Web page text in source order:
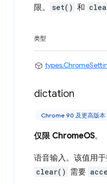
限。
set() 和
类型
dictation
Chrome 90 及更高版本
仅限 ChromeOS。
语音输入。该值用
clear() 需要